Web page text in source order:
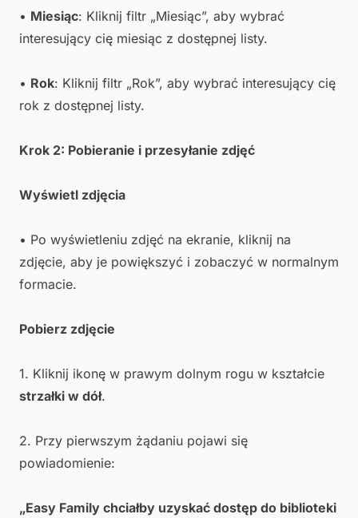
• Miesiąc: Kliknij filtr „Miesiąc”, aby wybrać
interesujący cię miesiąc z dostępnej listy.
• Rok: Kliknij filtr „Rok”, aby wybrać interesujący cię
rok z dostępnej listy.
Krok 2: Pobieranie i przesyłanie zdjęć
Wyświetl zdjęcia
• Po wyświetleniu zdjęć na ekranie, kliknij na
zdjęcie, aby je powiększyć i zobaczyć w normalnym
formacie.
Pobierz zdjęcie
1. Kliknij ikonę w prawym dolnym rogu w kształcie
strzałki w dół.
2. Przy pierwszym żądaniu pojawi się
powiadomienie:
„Easy Family chciałby uzyskać dostęp do biblioteki